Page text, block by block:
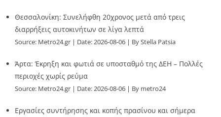
Θεσσαλονίκη: Συνελήφθη 20χρονος μετά από τρεις
διαρρήξεις αυτοκινήτων σε λίγα λεπτά
Source: Metro24.gr Date: 2026-08-06 By Stella Patsia
Άρτα: Έκρηξη και φωτιά σε υποσταθμό της ΔΕΗ – Πολλές
περιοχές χωρίς ρεύμα
Source: Metro24.gr Date: 2026-08-06 By metro24
Εργασίες συντήρησης και κοπής πρασίνου και σήμερα